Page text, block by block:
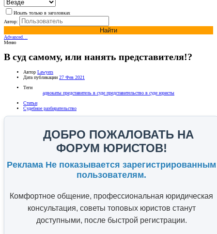
Искать только в заголовках
Автор:
Найти
Advanced…
Меню
В суд самому, или нанять представителя!?
Автор Lawyers
Дата публикации 27 Фев 2021
Теги
адвокаты представитель в суде представительство в суде юристы
Статьи
Судебное разбирательство
ДОБРО ПОЖАЛОВАТЬ НА
ФОРУМ ЮРИСТОВ!
Реклама Не показывается зарегистрированным
пользователям.
Комфортное общение, профессиональная юридическая
консультация, советы топовых юристов станут
доступными, после быстрой регистрации.